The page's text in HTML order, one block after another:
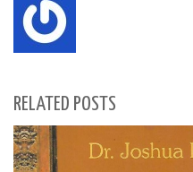
RELATED POSTS